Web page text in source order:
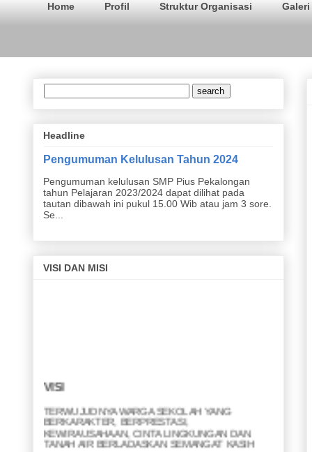
Home Profil Struktur Organisasi Galeri
Headline
Pengumuman Kelulusan Tahun 2024
Pengumuman kelulusan SMP Pius Pekalongan
tahun Pelajaran 2023/2024 dapat dilihat pada
tautan dibawah ini pukul 15.00 Wib atau jam 3 sore.
Se...
VISI DAN MISI
VISI
BERKARAKTER, BERPRESTASI,
KEWIRAUSAHAAN, CINTA LINGKUNGAN DAN
TANAH AIR BERLADASKAN SEMANGAT KASIH